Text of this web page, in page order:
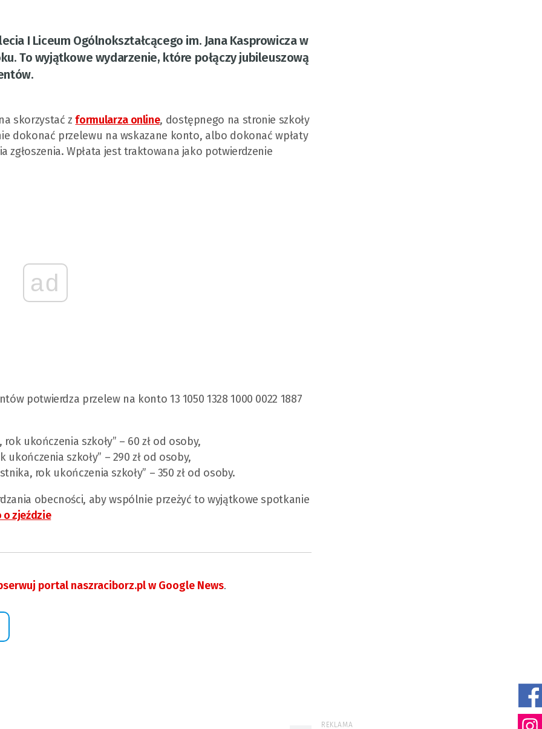
I Liceum Ogólnokształcącego im. Jana Kasprowicza w
To wyjątkowe wydarzenie, które połączy jubileuszową
skorzystać zformularza online, dostępnego na stronie szkoły
dokonać przelewu na wskazane konto, albo dokonać wpłaty
zgłoszenia. Wpłata jest traktowana jako potwierdzenie
ad
potwierdza przelew na konto 13 1050 1328 1000 0022 1887
ukończenia szkoły” – 60 zł od osoby,
ukończenia szkoły” – 290 zł od osoby,
rok ukończenia szkoły” – 350 zł od osoby.
obecności, aby wspólnie przeżyć to wyjątkowe spotkanie
o zjeździe
portal naszraciborz.pl w Google News.
REKLAMA